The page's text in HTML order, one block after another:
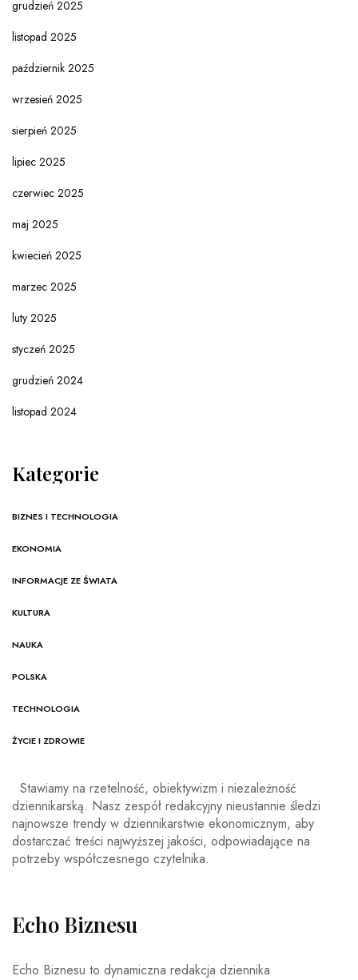
grudzień 2025
listopad 2025
październik 2025
wrzesień 2025
sierpień 2025
lipiec 2025
czerwiec 2025
maj 2025
kwiecień 2025
marzec 2025
luty 2025
styczeń 2025
grudzień 2024
listopad 2024
Kategorie
BIZNES I TECHNOLOGIA
EKONOMIA
INFORMACJE ZE ŚWIATA
KULTURA
NAUKA
POLSKA
TECHNOLOGIA
ŻYCIE I ZDROWIE
Stawiamy na rzetelność, obiektywizm i niezależność
dziennikarską. Nasz zespół redakcyjny nieustannie śledzi
najnowsze trendy w dziennikarstwie ekonomicznym, aby
dostarczać treści najwyższej jakości, odpowiadające na
potrzeby współczesnego czytelnika.
Echo Biznesu
Echo Biznesu to dynamiczna redakcja dziennika